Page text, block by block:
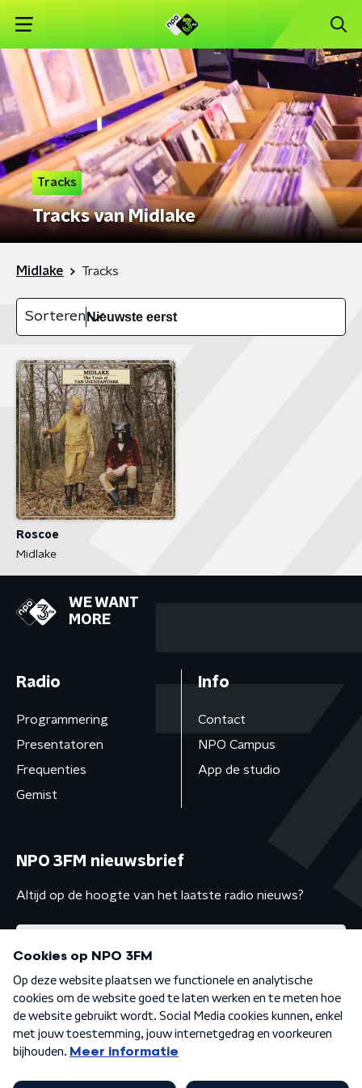
Tracks
Tracks van Midlake
Midlake Tracks
Sorteren
Roscoe
Midlake
WE WANT
MORE
Radio
Programmering
Presentatoren
Frequenties
Gemist
Info
Contact
NPO Campus
App de studio
NPO 3FM nieuwsbrief
Altijd op de hoogte van het laatste radio nieuws?
Algemene voorwaarden Privacybeleid